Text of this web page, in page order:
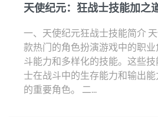
天使纪元：狂战士技能加之
一、天使纪元狂战士技能简介
款热门的角色扮演游戏中的职
斗能力和多样化的技能。这些
士在战斗中的生存能力和输出
的重要角色。 二...